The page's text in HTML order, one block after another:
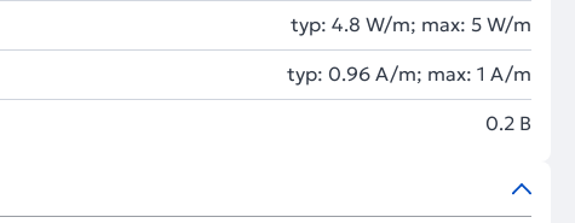
typ: 4.8 W/m; max: 5 W/m
typ: 0.96 A/m; max: 1 A/m
0.2 В